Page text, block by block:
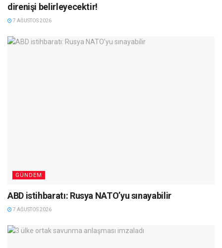
direnişi belirleyecektir!
7 AĞUSTOS 2026
GÜNDEM
ABD istihbaratı: Rusya NATO’yu sınayabilir
7 AĞUSTOS 2026